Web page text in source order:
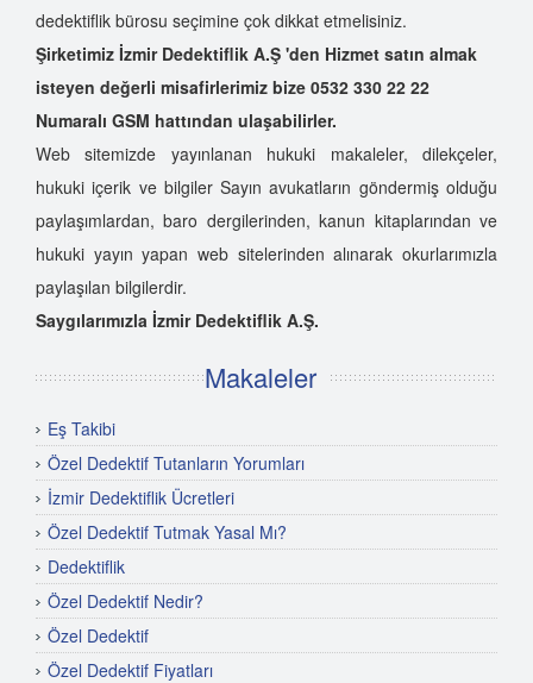
dedektiflik bürosu seçimine çok dikkat etmelisiniz.
Şirketimiz İzmir Dedektiflik A.Ş 'den Hizmet satın almak
isteyen değerli misafirlerimiz bize 0532 330 22 22
Numaralı GSM hattından ulaşabilirler.
Web sitemizde yayınlanan hukuki makaleler, dilekçeler,
hukuki içerik ve bilgiler Sayın avukatların göndermiş olduğu
paylaşımlardan, baro dergilerinden, kanun kitaplarından ve
hukuki yayın yapan web sitelerinden alınarak okurlarımızla
paylaşılan bilgilerdir.
Saygılarımızla İzmir Dedektiflik A.Ş.
Makaleler
Eş Takibi
Özel Dedektif Tutanların Yorumları
İzmir Dedektiflik Ücretleri
Özel Dedektif Tutmak Yasal Mı?
Dedektiflik
Özel Dedektif Nedir?
Özel Dedektif
Özel Dedektif Fiyatları